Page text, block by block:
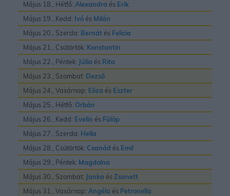
Május 18., Hétfő: Alexandra és Erik
Május 19., Kedd: Ivó és Milán
Május 20., Szerda: Bernát és Felicia
Május 21., Csütörtök: Konstantin
Május 22., Péntek: Júlia és Rita
Május 23., Szombat: Dezsõ
Május 24., Vasárnap: Eliza és Eszter
Május 25., Hétfő: Orbán
Május 26., Kedd: Evelin és Fülöp
Május 27., Szerda: Hella
Május 28., Csütörtök: Csanád és Emil
Május 29., Péntek: Magdolna
Május 30., Szombat: Janka ésZsanett
Május 31., Vasárnap: Angéla és Petronella